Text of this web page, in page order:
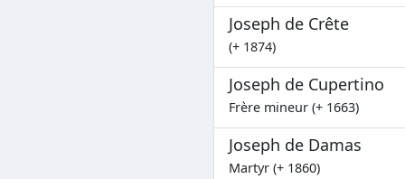
Joseph de Crête
(+ 1874)
Joseph de Cupertino
Frère mineur (+ 1663)
Joseph de Damas
Martyr (+ 1860)